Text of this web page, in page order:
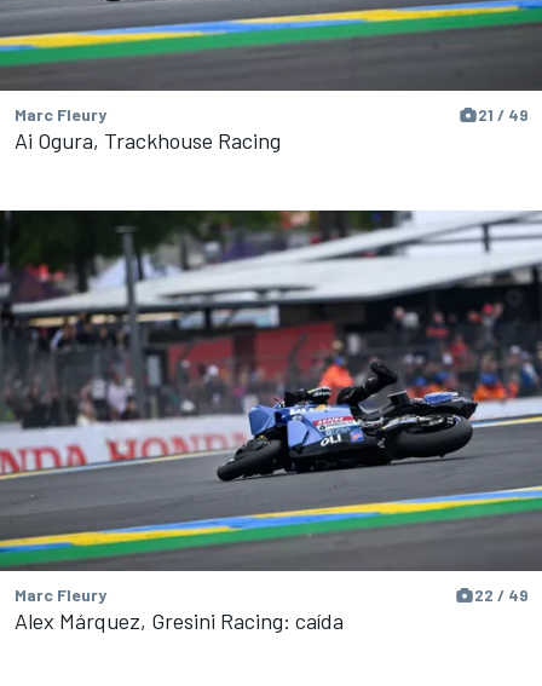
Marc Fleury 21 / 49
Ai Ogura, Trackhouse Racing
Marc Fleury 22 / 49
Alex Márquez, Gresini Racing: caída